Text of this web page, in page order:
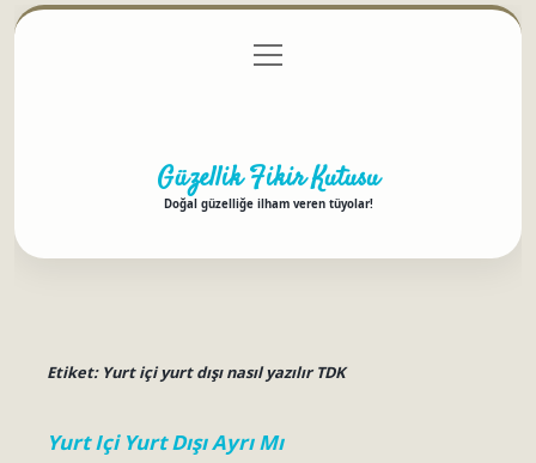
Gizlilik Politikası
menüyü
aç
Güzellik Fikir Kutusu
Doğal güzelliğe ilham veren tüyolar!
Etiket: Yurt içi yurt dışı nasıl yazılır TDK
Yurt Içi Yurt Dışı Ayrı Mı